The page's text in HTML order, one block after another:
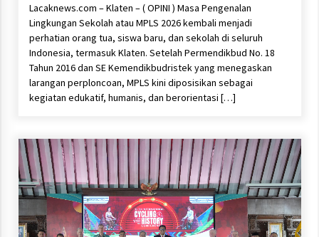
Lacaknews.com – Klaten – ( OPINI ) Masa Pengenalan
Lingkungan Sekolah atau MPLS 2026 kembali menjadi
perhatian orang tua, siswa baru, dan sekolah di seluruh
Indonesia, termasuk Klaten. Setelah Permendikbud No. 18
Tahun 2016 dan SE Kemendikbudristek yang menegaskan
larangan perploncoan, MPLS kini diposisikan sebagai
kegiatan edukatif, humanis, dan berorientasi […]